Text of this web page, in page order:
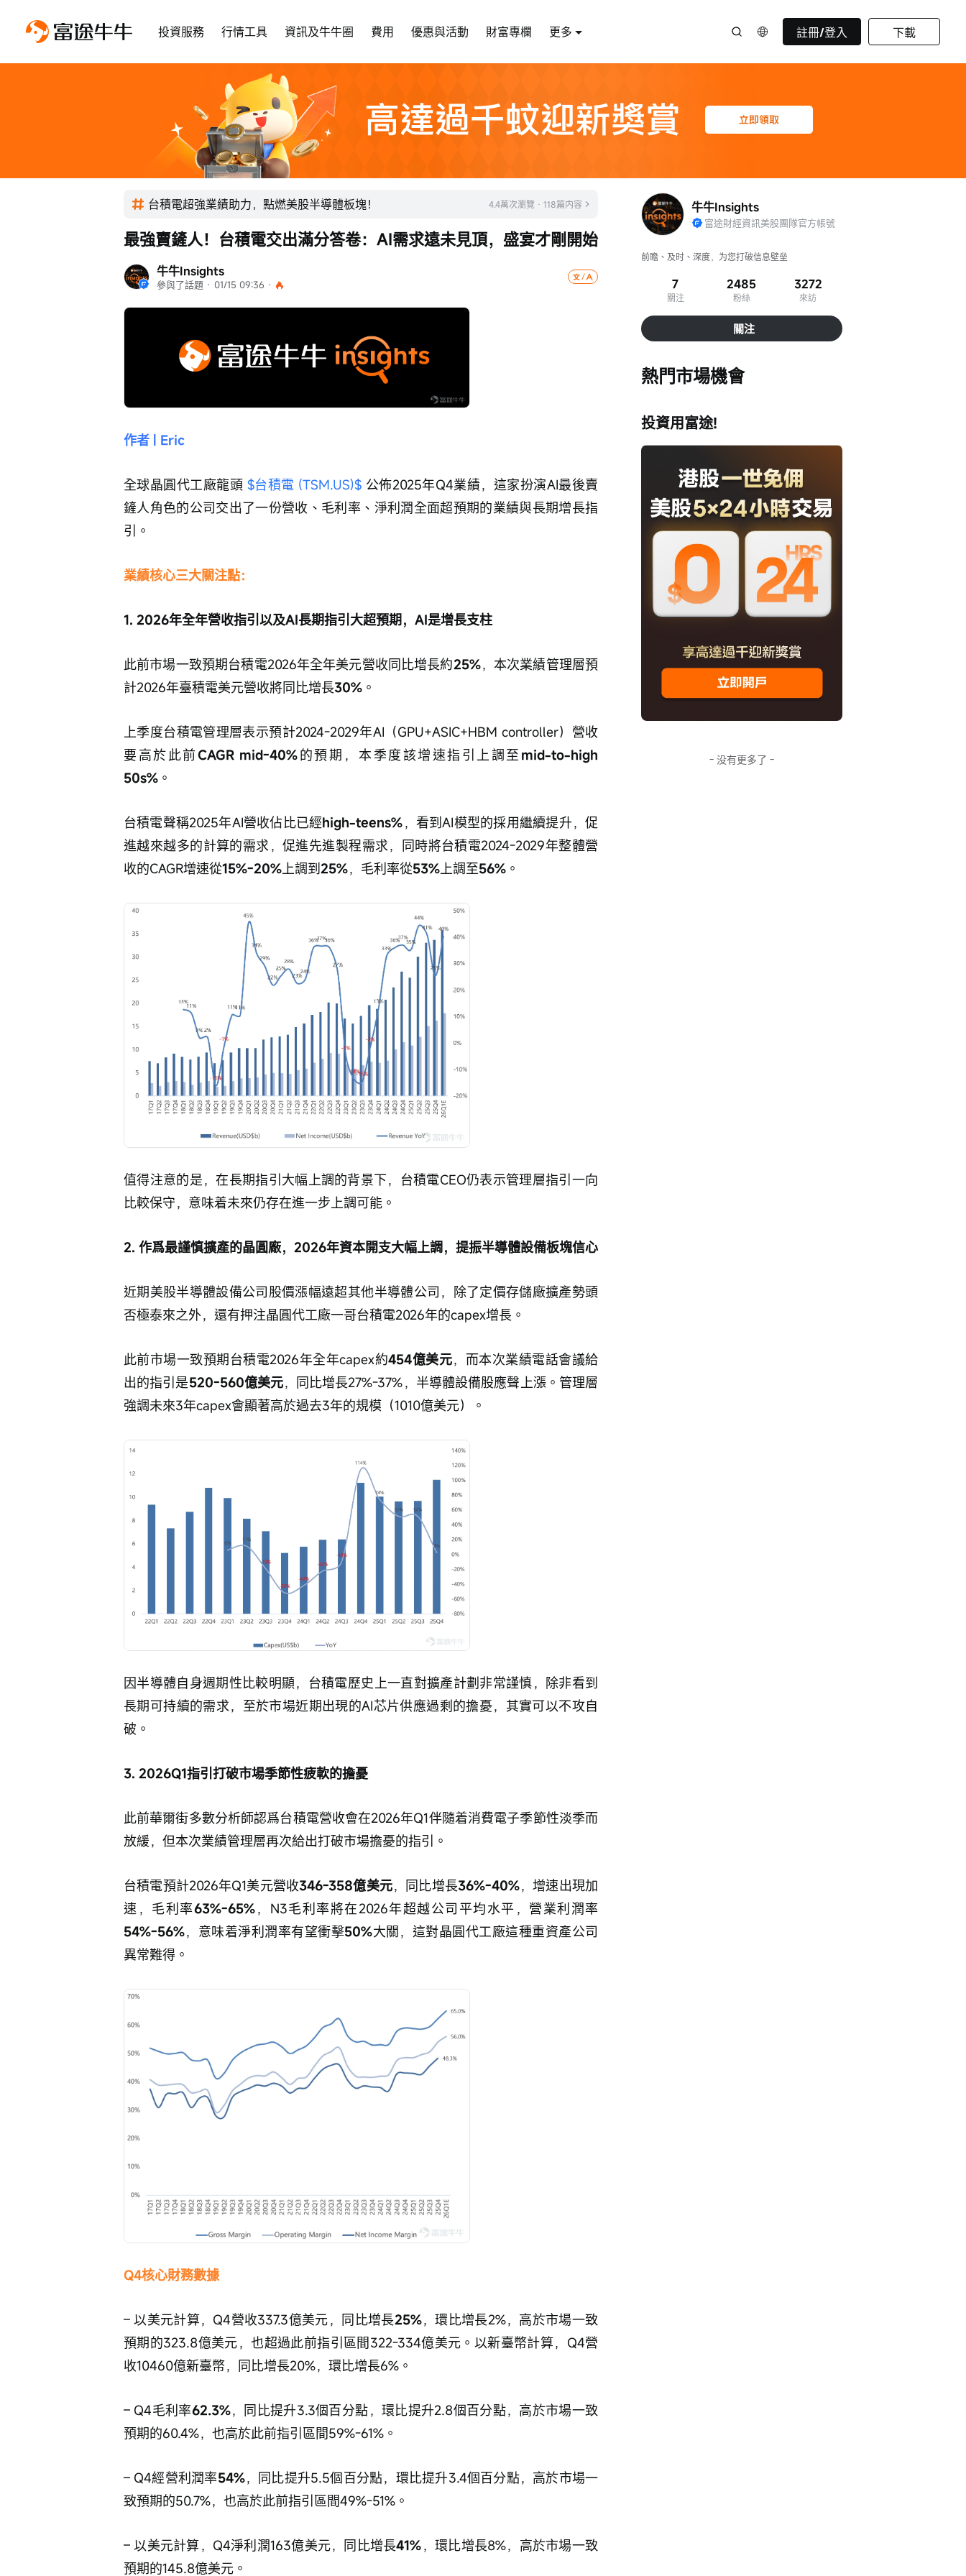
投資服務 行情工具 資訊及牛牛圈 費用 優惠與活動 財富專欄 更多 註冊/登入 下載
台積電超強業績助力，點燃美股半導體板塊！ 4.4萬次瀏覽 · 118篇内容
牛牛Insights
參與了話題 · 01/15 09:36 ·
最強賣鏟人！台積電交出滿分答卷：AI需求遠未見頂，盛宴才剛開始
作者 | Eric
全球晶圓代工廠龍頭 $台積電 (TSM.US)$ 公佈2025年Q4業績，這家扮演AI最後賣
鏟人角色的公司交出了一份營收、毛利率、淨利潤全面超預期的業績與長期增長指
引。
業績核心三大關注點：
1. 2026年全年營收指引以及AI長期指引大超預期，AI是增長支柱
此前市場一致預期台積電2026年全年美元營收同比增長約25%，本次業績管理層預
計2026年臺積電美元營收將同比增長30% 。
上季度台積電管理層表示預計2024-2029年AI（GPU+ASIC+HBM controller）營收
要高於此前CAGR mid-40%的預期，本季度該增速指引上調至 mid-to-high
50s% 。
台積電聲稱2025年AI營收佔比已經high-teens%，看到AI模型的採用繼續提升，促
進越來越多的計算的需求，促進先進製程需求，同時將台積電2024-2029年整體營
收的CAGR增速從15%-20%上調到25%，毛利率從53%上調至56% 。
值得注意的是，在長期指引大幅上調的背景下，台積電CEO仍表示管理層指引一向
比較保守，意味着未來仍存在進一步上調可能。
2. 作爲最謹慎擴產的晶圓廠，2026年資本開支大幅上調，提振半導體設備板塊信心
近期美股半導體設備公司股價漲幅遠超其他半導體公司，除了定價存儲廠擴產勢頭
否極泰來之外，還有押注晶圓代工廠一哥台積電2026年的capex增長。
此前市場一致預期台積電2026年全年capex約454億美元，而本次業績電話會議給
出的指引是520-560億美元，同比增長27%-37%，半導體設備股應聲上漲。管理層
強調未來3年capex會顯著高於過去3年的規模（1010億美元）。
因半導體自身週期性比較明顯，台積電歷史上一直對擴產計劃非常謹慎，除非看到
長期可持續的需求，至於市場近期出現的AI芯片供應過剩的擔憂，其實可以不攻自
破。
3. 2026Q1指引打破市場季節性疲軟的擔憂
此前華爾街多數分析師認爲台積電營收會在2026年Q1伴隨着消費電子季節性淡季而
放緩，但本次業績管理層再次給出打破市場擔憂的指引。
台積電預計2026年Q1美元營收346-358億美元，同比增長36%-40%，增速出現加
速，毛利率63%-65%，N3毛利率將在2026年超越公司平均水平，營業利潤率
54%-56%，意味着淨利潤率有望衝擊50%大關，這對晶圓代工廠這種重資產公司
異常難得。
Q4核心財務數據
– 以美元計算，Q4營收337.3億美元，同比增長25%，環比增長2%，高於市場一致
預期的323.8億美元，也超過此前指引區間322-334億美元。以新臺幣計算，Q4營
收10460億新臺幣，同比增長20%，環比增長6%。
– Q4毛利率62.3%，同比提升3.3個百分點，環比提升2.8個百分點，高於市場一致
預期的60.4%，也高於此前指引區間59%-61%。
– Q4經營利潤率54%，同比提升5.5個百分點，環比提升3.4個百分點，高於市場一
致預期的50.7%，也高於此前指引區間49%-51%。
– 以美元計算，Q4淨利潤163億美元，同比增長41%，環比增長8%，高於市場一致
預期的145.8億美元。
牛牛Insights
富途財經資訊美股團隊官方帳號
前瞻、及时、深度，为您打破信息壁垒
7
關注
2485
粉絲
3272
來訪
關注
熱門市場機會
投資用富途!
- 没有更多了 -